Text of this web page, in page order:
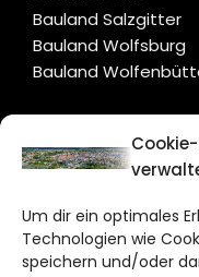
Um dir ein optimales
Technologien wie
speichern und/oder
Bauland Salzgitter
Bauland Wolfsburg
Bauland
CITYLIFE!
Bruchtorwall 12
38100 Braunschweig